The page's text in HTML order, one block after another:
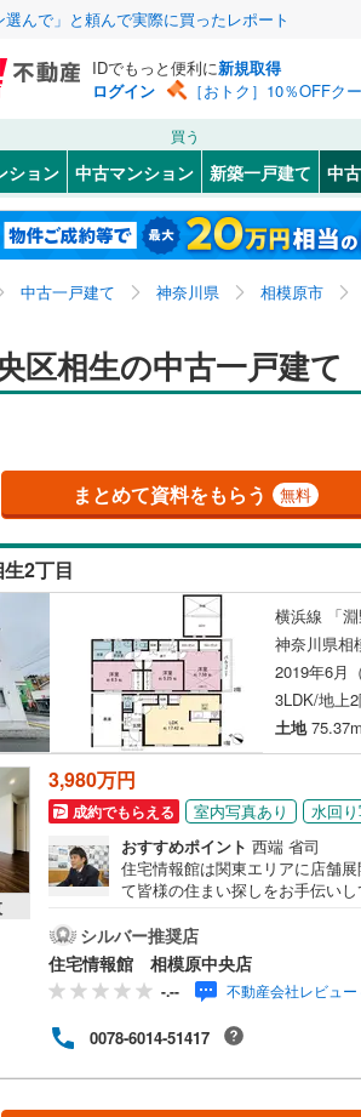
んで」と頼んで実際に買ったレポート
IDでもっと便利に新規取得
ログイン
［おトク］10％OFFク
買う
ション 中古マンション 新築一戸建て 中
中古一戸建て 神奈川県 相模原市
区相生の中古一戸建て
まとめて資料をもらう 無料
2丁目
横浜線 「
神奈川県相
2019年6月
3LDK/地上
土地75.37m
3,980万円
成約でもらえる 室内写真あり
水回
おすすめポイント 西端 省司
住宅情報館は関東エリアに店舗
て皆様の住まい探しをお手伝い
の試算やご購入の際にかかる諸
資金計画のアドバイスをさせて
シルバー推奨店
住宅情報館 相模原中央店
-.-- 不動産会社レビュー
0078-6014-51417
北海道
青森 岩手 宮
東京 神奈川 埼
新潟 長野 富山
大阪 兵庫
鳥取 島根 岡
香川 愛
福岡 佐賀 長
件 この条
川崎区(30)
高津区(28)
麻生区
56)
鶴見区(48)
戸塚区(62)
緑区(58)
泉区(43)
緑区(96)
の
横須賀市 (52 )
藤沢市
逗子市(10)
厚木市(130)
綾瀬市
76)
19
4
件 この条
相生(1)
鹿沼台(1)
共和
2
すすきの町(2)
田名(21)
光が丘(2)
横山台(9)
件
湘南新宿ライン（宇都宮～逗子）
(0)
南武線(0)
御殿場線(0)
京王相模原線(0)
0)
京急逗子線(0)
相模鉄道いずみ野線
横浜高速鉄道みなとみらい線(0)
箱根登山鉄道 (0)
件 この条
件
リフォーム、リノベーション
リノベーション・リフォーム
（0）
設備
床暖房（0）
駐車場2台以上（0）
（1）
（0）
サービスルーム（納戸）（0）
最寄りの駅が始発駅
配置、向き、建ち方、日当たり
前道6m以上（1）
平坦地（1）
LD
リビングダイニング15畳以上
（0）
件
検
この検索条件の新着物
神奈川県、